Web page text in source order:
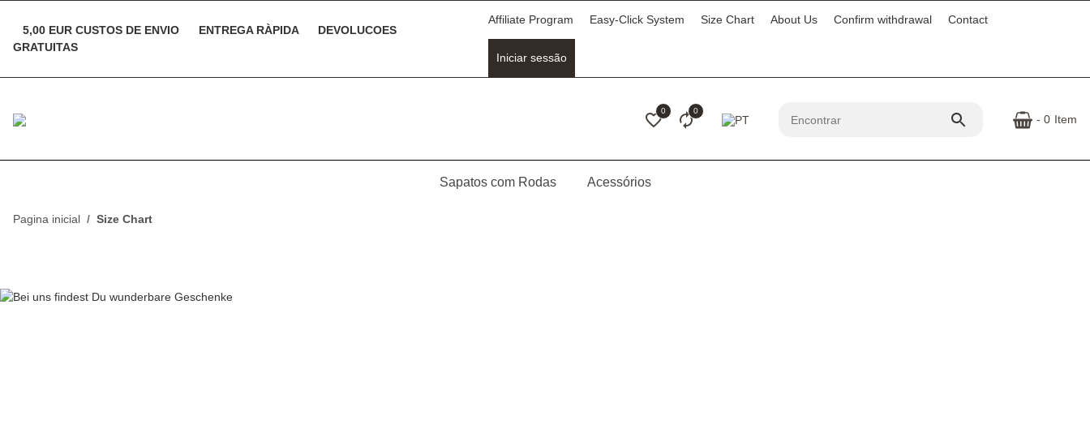
5,00 EUR CUSTOS DE ENVIO ENTREGA RÀPIDA
DEVOLUCOES
GRATUITAS
Affiliate Program Easy-Click System Size Chart About Us Confirm withdrawal Contact
Iniciar sessão
0 0
- 0 Item
Sapatos com Rodas Acessórios
Pagina inicial Size Chart